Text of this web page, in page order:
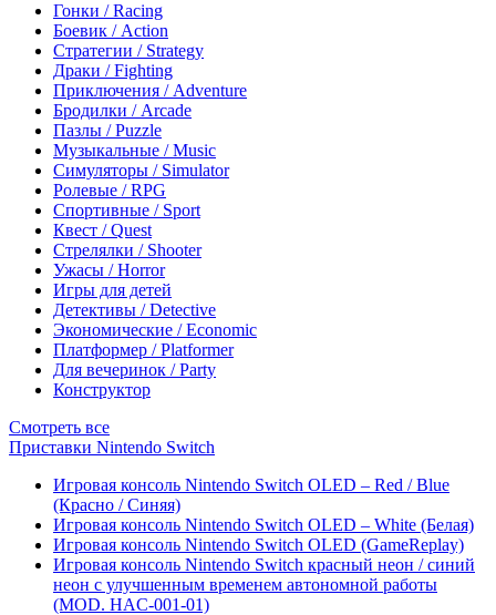
Гонки / Racing
Боевик / Action
Стратегии / Strategy
Драки / Fighting
Приключения / Adventure
Бродилки / Arcade
Пазлы / Puzzle
Музыкальные / Music
Симуляторы / Simulator
Ролевые / RPG
Спортивные / Sport
Квест / Quest
Стрелялки / Shooter
Ужасы / Horror
Игры для детей
Детективы / Detective
Экономические / Economic
Платформер / Platformer
Для вечеринок / Party
Конструктор
Смотреть все
Приставки Nintendo Switch
Игровая консоль Nintendo Switch OLED – Red / Blue
(Красно / Синяя)
Игровая консоль Nintendo Switch OLED – White (Белая)
Игровая консоль Nintendo Switch OLED (GameReplay)
Игровая консоль Nintendo Switch красный неон / синий
неон с улучшенным временем автономной работы
(MOD. HAC-001-01)